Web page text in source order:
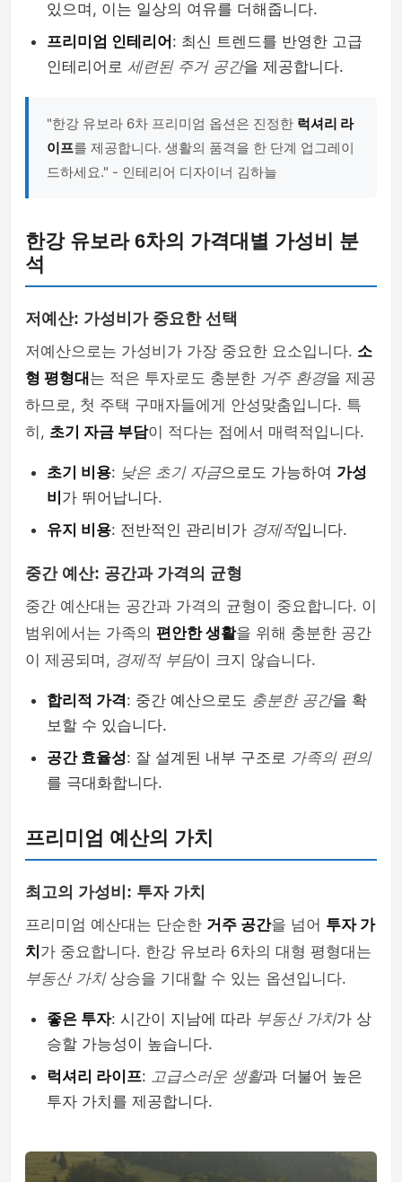
있으며, 이는 일상의 여유를 더해줍니다.
프리미엄 인테리어 : 최신 트렌드를 반영한 고급
인테리어로 세련된 주거 공간을 제공합니다.
"한강 유보라 6차 프리미엄 옵션은 진정한 럭셔리 라
이프를 제공합니다. 생활의 품격을 한 단계 업그레이
드하세요." - 인테리어 디자이너 김하늘
한강 유보라 6차의 가격대별 가성비 분
석
저예산: 가성비가 중요한 선택
저예산으로는 가성비가 가장 중요한 요소입니다. 소
형 평형대 는 적은 투자로도 충분한 거주 환경을 제공
하므로, 첫 주택 구매자들에게 안성맞춤입니다. 특
히, 초기 자금 부담이 적다는 점에서 매력적입니다.
초기 비용: 낮은 초기 자금으로도 가능하여 가성
비 가 뛰어납니다.
유지 비용: 전반적인 관리비가 경제적입니다.
중간 예산: 공간과 가격의 균형
중간 예산대는 공간과 가격의 균형이 중요합니다. 이
범위에서는 가족의 편안한 생활을 위해 충분한 공간
이 제공되며, 경제적 부담이 크지 않습니다.
합리적 가격: 중간 예산으로도 충분한 공간을 확
보할 수 있습니다.
공간 효율성: 잘 설계된 내부 구조로 가족의 편의
를 극대화합니다.
프리미엄 예산의 가치
최고의 가성비: 투자 가치
프리미엄 예산대는 단순한 거주 공간을 넘어 투자 가
치 가 중요합니다. 한강 유보라 6차의 대형 평형대는
부동산 가치상승을 기대할 수 있는 옵션입니다.
좋은 투자: 시간이 지남에 따라 부동산 가치가 상
승할 가능성이 높습니다.
럭셔리 라이프: 고급스러운 생활과 더불어 높은
투자 가치를 제공합니다.